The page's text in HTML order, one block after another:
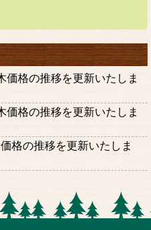
価格の推移を更新いたしま
価格の推移を更新いたしま
格の推移を更新いたしま